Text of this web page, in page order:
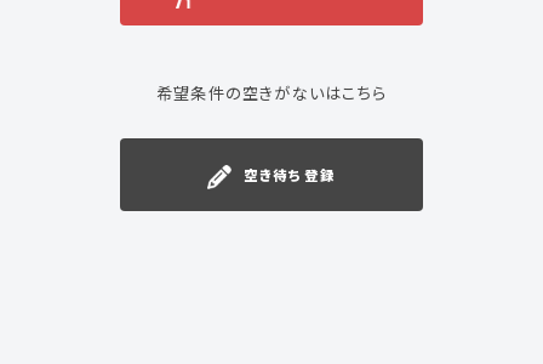
希望条件の空きがないはこちら
空き待ち登録